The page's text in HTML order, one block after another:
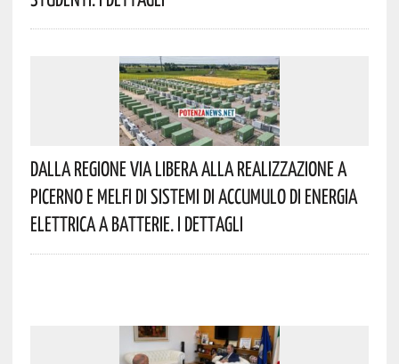
Dalla Regione Via Libera Alla Realizzazione A
Picerno E Melfi Di Sistemi Di Accumulo Di Energia
Elettrica A Batterie. I Dettagli